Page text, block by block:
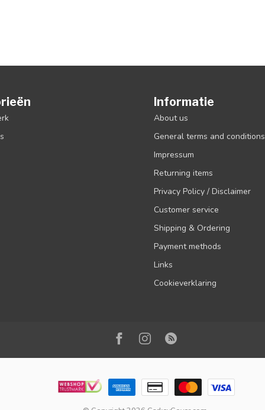
Informatie
About us
General terms and conditions
Impressum
Returning items
Privacy Policy / Disclaimer
Customer service
Shipping & Ordering
Payment methods
Links
Cookieverklaring